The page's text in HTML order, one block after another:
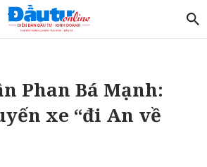
Phan Bá Mạnh:
xe “đi An về